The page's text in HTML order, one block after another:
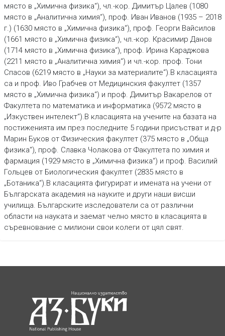
място в „Химична физика“), чл.-кор. Димитър Цалев (1080
място в „Аналитична химия“), проф. Иван Иванов (1935 – 2018
г.) (1630 място в „Химична физика“), проф. Георги Вайсилов
(1661 място в „Химична физика“), чл.-кор. Красимир Данов
(1714 място в „Химична физика“), проф. Ирина Караджова
(2211 място в „Аналитична химия“) и чл.-кор. проф. Тони
Спасов (6219 място в „Науки за материалите“).В класацията
са и проф. Иво Грабчев от Медицинския факултет (1357
място в „Химична физика“) и проф. Димитър Вакарелов от
Факултета по математика и информатика (9572 място в
„Изкуствен интелект“).В класацията на учените на базата на
постиженията им през последните 5 години присъстват и д-р
Марин Буков от Физическия факултет (375 място в „Обща
физика“), проф. Славка Чолакова от Факултета по химия и
фармация (1929 място в „Химична физика“) и проф. Василий
Гольцев от Биологическия факултет (2835 място в
„Ботаника“).В класацията фигурират и имената на учени от
Българската академия на науките и други наши висши
училища. Българските изследователи са от различни
области на науката и заемат челно място в класацията в
съревнование с милиони свои колеги от цял свят.